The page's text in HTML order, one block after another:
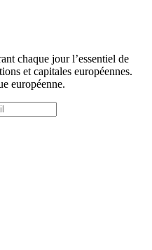
chaque jour l’essentiel de
et capitales européennes.
européenne.